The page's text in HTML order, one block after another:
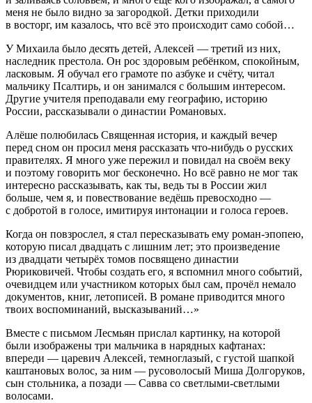
меня не было видно за загородкой. Детки приходили
в восторг, им казалось, что всё это происходит само собой…
У Михаила было десять детей, Алексей — третий из них,
наследник престола. Он рос здоровым ребёнком, спокойным,
ласковым. Я обучал его грамоте по азбуке и счёту, читал
мальчику Псалтирь, и он занимался с большим интересом.
Другие учителя преподавали ему географию, историю
России, рассказывали о династии Романовых.
Алёше полюбилась Священная история, и каждый вечер
перед сном он просил меня рассказать что-нибудь о русских
правителях. Я много уже пережил и повидал на своём веку
и поэтому говорить мог бесконечно. Но всё равно не мог так
интересно рассказывать, как ты, ведь ты в России жил
больше, чем я, и повествование ведёшь превосходно —
с добротой в голосе, имитируя интонации и голоса героев.
Когда он повзрослел, я стал пересказывать ему роман-эпопею,
которую писал двадцать с лишним лет; это произведение
из двадцати четырёх томов посвящено династии
Рюриковичей. Чтобы создать его, я вспомнил много событий,
очевидцем или участником которых был сам, прочёл немало
документов, книг, летописей. В романе приводится много
твоих воспоминаний, высказываний…»
Вместе с письмом Лесмьян прислал картинку, на которой
были изображены три мальчика в нарядных кафтанах:
впереди — царевич Алексей, темноглазый, с густой шапкой
каштановых волос, за ним — русоволосый Миша Долгоруков,
сын стольника, а позади — Савва со светлыми-светлыми
волосами.